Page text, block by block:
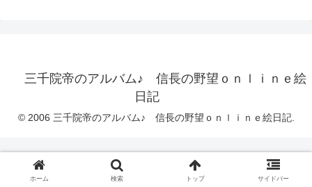
三千院帝のアルバム♪ 信長の野望ｏｎｌｉｎｅ絵
日記
© 2006 三千院帝のアルバム♪ 信長の野望ｏｎｌｉｎｅ絵日記.
ホーム 検索 トップ サイドバー